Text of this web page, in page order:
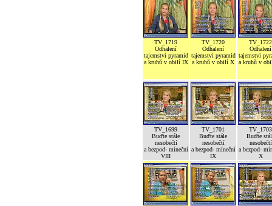
TV_1719
Odhalení
tajemství pyramid
a kruhů v obilí IX
TV_1720
Odhalení
tajemství pyramid
a kruhů v obilí X
TV_1722
Odhalení
tajemství
a kruhů v
TV_1699
Buďte stále
nesobečtí
a bezpod- míneční
VIII
TV_1701
Buďte stále
nesobečtí
a bezpod- míneční
IX
TV_1703
Buďte
nesobečtí
a bezpod-
X